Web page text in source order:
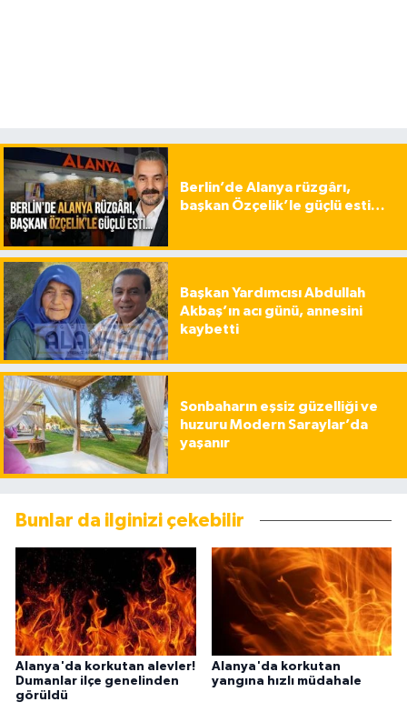
Berlin’de Alanya rüzgârı,
başkan Özçelik’le güçlü esti…
Başkan Yardımcısı Abdullah
Akbaş’ın acı günü, annesini
kaybetti
Sonbaharın eşsiz güzelliği ve
huzuru Modern Saraylar’da
yaşanır
Bunlar da ilginizi çekebilir
Alanya'da korkutan alevler!
Dumanlar ilçe genelinden
görüldü
Alanya'da korkutan
yangına hızlı müdahale